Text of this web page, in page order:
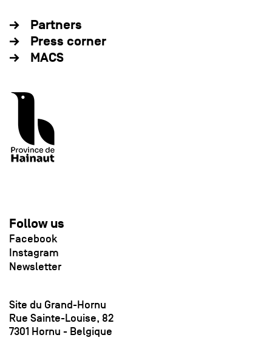
Partners
Press corner
MACS
Follow us
Facebook
Instagram
Newsletter
Site du Grand-Hornu
Rue Sainte-Louise, 82
7301 Hornu - Belgique